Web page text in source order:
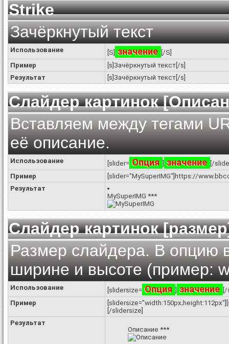
Strike
Зачёркнутый текст
Использование [S] значение [/S]
Пример
[s]Зачёркнутый текст[/s]
Результат
[s]Зачёркнутый текст[/s]
Слайдер картинок
Вставляем между тегами
её описание.
Использование [slider= Опция значение [/
Пример
[slider="MySuperIMG"]https://
Результат
MySuperIMG ***
Слайдер картинок
Размер слайдера. В опцию
ширине и высоте (пример:
Использование [slidersize= Опция значение
Пример
[/slidersize]
Результат
Описание ***